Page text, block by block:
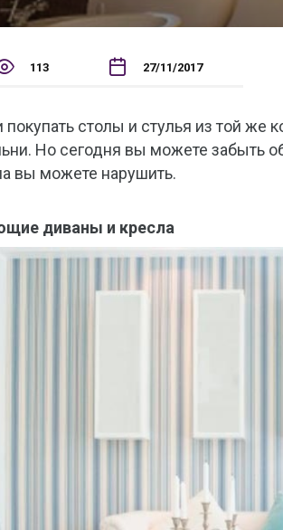
113 27/11/2017
столы и стулья из той же
Но сегодня вы можете забыть
вы можете нарушить.
диваны и кресла